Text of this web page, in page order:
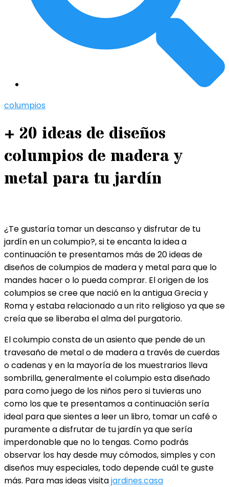
columpios
+ 20 ideas de diseños
columpios de madera y
metal para tu jardín
¿Te gustaría tomar un descanso y disfrutar de tu
jardín en un columpio?, si te encanta la idea a
continuación te presentamos más de 20 ideas de
diseños de columpios de madera y metal para que lo
mandes hacer o lo pueda comprar. El origen de los
columpios se cree que nació en la antigua Grecia y
Roma y estaba relacionado a un rito religioso ya que se
creía que se liberaba el alma del purgatorio.
El columpio consta de un asiento que pende de un
travesaño de metal o de madera a través de cuerdas
o cadenas y en la mayoría de los muestrarios lleva
sombrilla, generalmente el columpio esta diseñado
para como juego de los niños pero si tuvieras uno
como los que te presentamos a continuación sería
ideal para que sientes a leer un libro, tomar un café o
puramente a disfrutar de tu jardín ya que sería
imperdonable que no lo tengas. Como podrás
observar los hay desde muy cómodos, simples y con
diseños muy especiales, todo depende cuál te guste
más. Para mas ideas visitajardines.casa